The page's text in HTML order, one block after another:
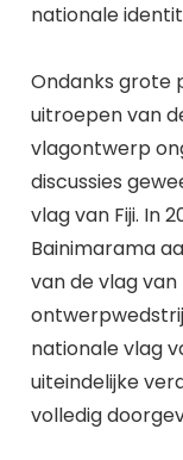
nationale
Ondanks grote
uitroepen van
vlagontwerp
discussies
vlag van Fiji. In
Bainimarama
van de vlag van
nationale vlag
uiteindelijke
volledig